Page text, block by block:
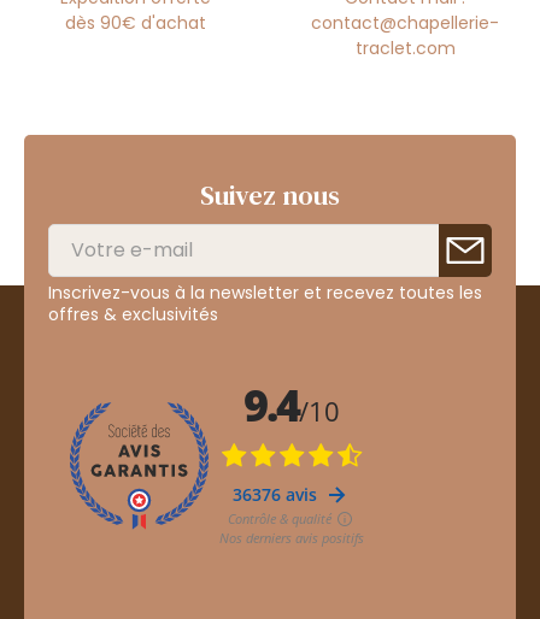
dès 90€ d'achat
contact@chapellerie-
traclet.com
Suivez nous
Inscrivez-vous à la newsletter et recevez toutes les
offres & exclusivités